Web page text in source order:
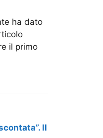
ha dato
il primo
Il